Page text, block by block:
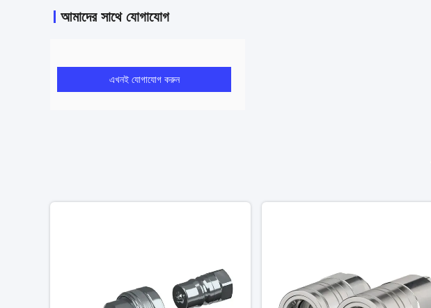
আমাদের সাথে যোগাযোগ
এখনই যোগাযোগ করুন